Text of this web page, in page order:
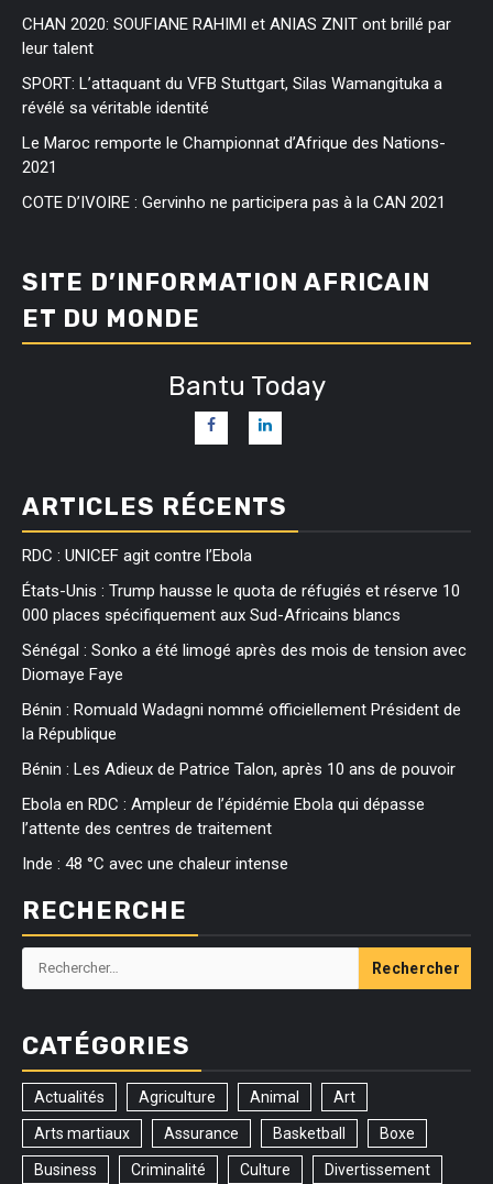
CHAN 2020: SOUFIANE RAHIMI et ANIAS ZNIT ont brillé par
leur talent
SPORT: L’attaquant du VFB Stuttgart, Silas Wamangituka a
révélé sa véritable identité
Le Maroc remporte le Championnat d’Afrique des Nations-
2021
COTE D’IVOIRE : Gervinho ne participera pas à la CAN 2021
SITE D’INFORMATION AFRICAIN
ET DU MONDE
Bantu Today
ARTICLES RÉCENTS
RDC : UNICEF agit contre l’Ebola
États-Unis : Trump hausse le quota de réfugiés et réserve 10
000 places spécifiquement aux Sud-Africains blancs
Sénégal : Sonko a été limogé après des mois de tension avec
Diomaye Faye
Bénin : Romuald Wadagni nommé officiellement Président de
la République
Bénin : Les Adieux de Patrice Talon, après 10 ans de pouvoir
Ebola en RDC : Ampleur de l’épidémie Ebola qui dépasse
l’attente des centres de traitement
Inde : 48 °C avec une chaleur intense
RECHERCHE
Rechercher :
CATÉGORIES
Actualités Agriculture Animal Art
Arts martiaux Assurance Basketball Boxe
Business Criminalité Culture Divertissement